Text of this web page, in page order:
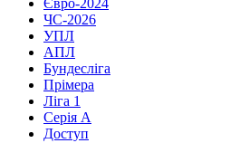
Євро-2024
ЧС-2026
УПЛ
АПЛ
Бундесліга
Прімера
Ліга 1
Серія А
Доступ